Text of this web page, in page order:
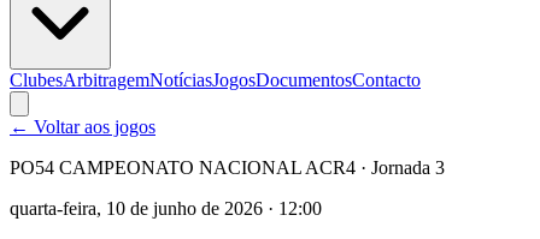
ClubesArbitragemNotíciasJogosDocumentosContacto
← Voltar aos jogos
PO54 CAMPEONATO NACIONAL ACR4 · Jornada 3
quarta-feira, 10 de junho de 2026 · 12:00